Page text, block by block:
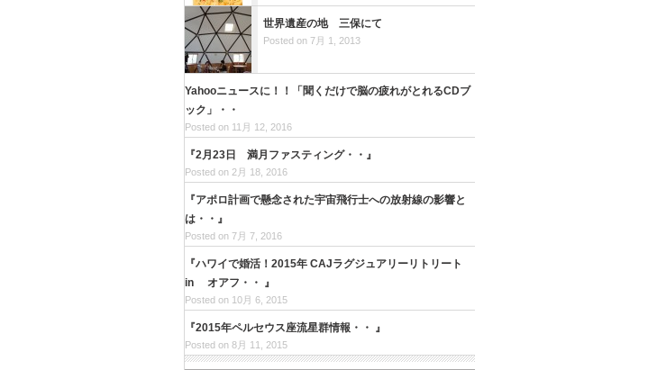
世界遺産の地 三保にて
Posted on 7月 1, 2013
Yahooニュースに！！「聞くだけで脳の疲れがとれるCDブ
ック」・・
Posted on 11月 12, 2016
『2月23日 満月ファスティング・・』
Posted on 2月 18, 2016
『アポロ計画で懸念された宇宙飛行士への放射線の影響と
は・・』
Posted on 7月 7, 2016
『ハワイで婚活！2015年 CAJラグジュアリーリトリート
in オアフ・・ 』
Posted on 10月 6, 2015
『2015年ペルセウス座流星群情報・・ 』
Posted on 8月 11, 2015